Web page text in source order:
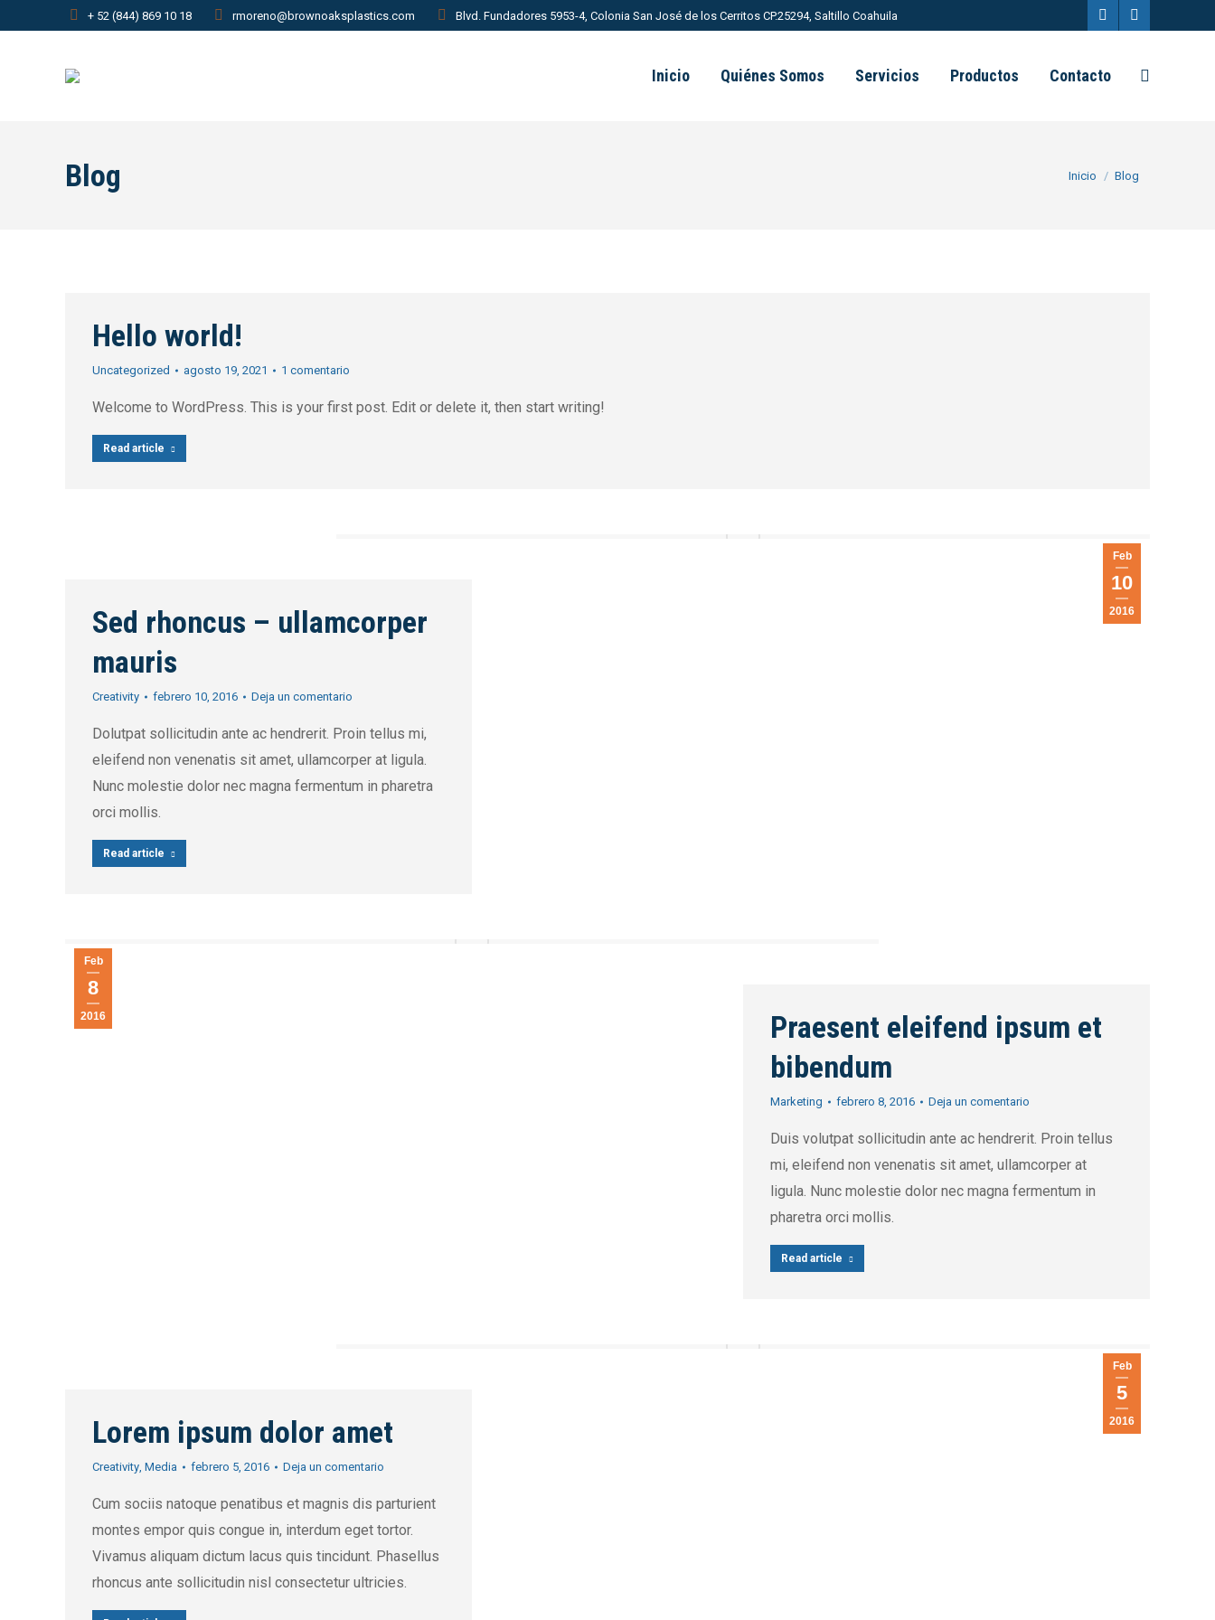
+ 52 (844) 869 10 18 rmoreno@brownoaksplastics.com Blvd. Fundadores 5953-4, Colonia San José de los Cerritos CP.25294, Saltillo Coahuila
Facebook
window
Instagram
window
Inicio Quiénes Somos Servicios Productos Contacto Buscar:
Blog Estás aquí:
Inicio Blog
Hello world!
Uncategorized agosto 19, 2021 1 comentario
Welcome to WordPress. This is your first post. Edit or delete it, then start writing!
Read article
Feb
10
2016
Sed rhoncus – ullamcorper
mauris
Creativity febrero 10, 2016 Deja un comentario
Dolutpat sollicitudin ante ac hendrerit. Proin tellus mi,
eleifend non venenatis sit amet, ullamcorper at ligula.
Nunc molestie dolor nec magna fermentum in pharetra
orci mollis.
Read article
Feb
8
2016
Praesent eleifend ipsum et
bibendum
Marketing febrero 8, 2016 Deja un comentario
Duis volutpat sollicitudin ante ac hendrerit. Proin tellus
mi, eleifend non venenatis sit amet, ullamcorper at
ligula. Nunc molestie dolor nec magna fermentum in
pharetra orci mollis.
Read article
Feb
5
2016
Lorem ipsum dolor amet
Creativity, Media febrero 5, 2016 Deja un comentario
Cum sociis natoque penatibus et magnis dis parturient
montes empor quis congue in, interdum eget tortor.
Vivamus aliquam dictum lacus quis tincidunt. Phasellus
rhoncus ante sollicitudin nisl consectetur ultricies.